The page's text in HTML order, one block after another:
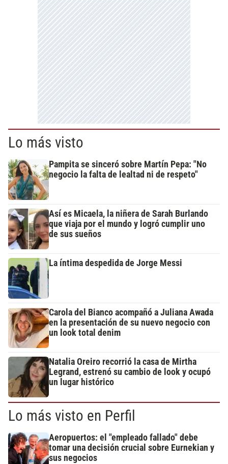
Lo más visto
Pampita se sinceró sobre Martín Pepa: "No
negocio la falta de lealtad ni de respeto"
Así es Micaela, la niñera de Sarah Burlando
que viaja por el mundo y logró cumplir uno
de sus sueños
La íntima despedida de Jorge Messi
Carola del Bianco acompañó a Juliana Awada
en la presentación de su nuevo negocio con
un look total denim
Natalia Oreiro recorrió la casa de Mirtha
Legrand, estrenó su cambio de look y ocupó
un lugar histórico
Lo más visto en Perfil
Aeropuertos: el "empleado fallado" debe
tomar una decisión crucial sobre Eurnekian y
sus negocios